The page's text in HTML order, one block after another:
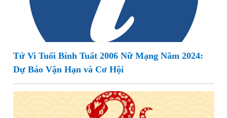
Tử Vi Tuổi Bính Tuất 2006 Nữ Mạng Năm 2024:
Dự Báo Vận Hạn và Cơ Hội